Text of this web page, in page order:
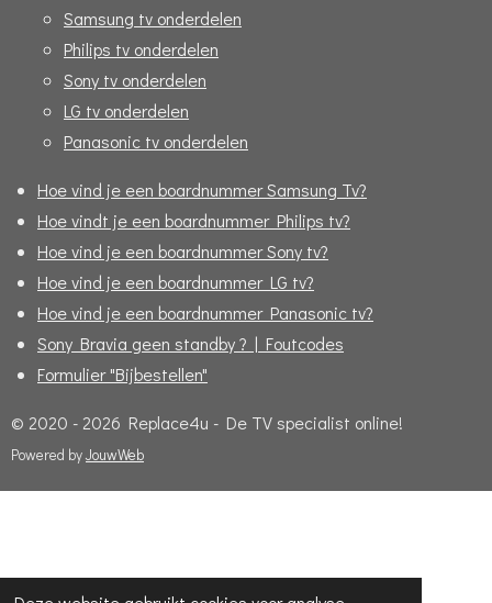
Samsung tv onderdelen
Philips tv onderdelen
Sony tv onderdelen
LG tv onderdelen
Panasonic tv onderdelen
Hoe vind je een boardnummer Samsung Tv?
Hoe vindt je een boardnummer Philips tv?
Hoe vind je een boardnummer Sony tv?
Hoe vind je een boardnummer LG tv?
Hoe vind je een boardnummer Panasonic tv?
Sony Bravia geen standby ? | Foutcodes
Formulier "Bijbestellen"
© 2020 - 2026 Replace4u - De TV specialist online!
Powered byJouwWeb